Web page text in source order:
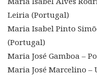
Leiria (Portugal)
Maria Isabel Pinto
(Portugal)
Maria José Gamboa –
Maria José Marcelino –